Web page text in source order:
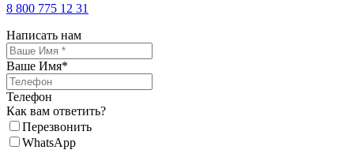
8 800 775 12 31
Написать нам
Ваше Имя*
Телефон
Как вам ответить?
Перезвонить
WhatsApp